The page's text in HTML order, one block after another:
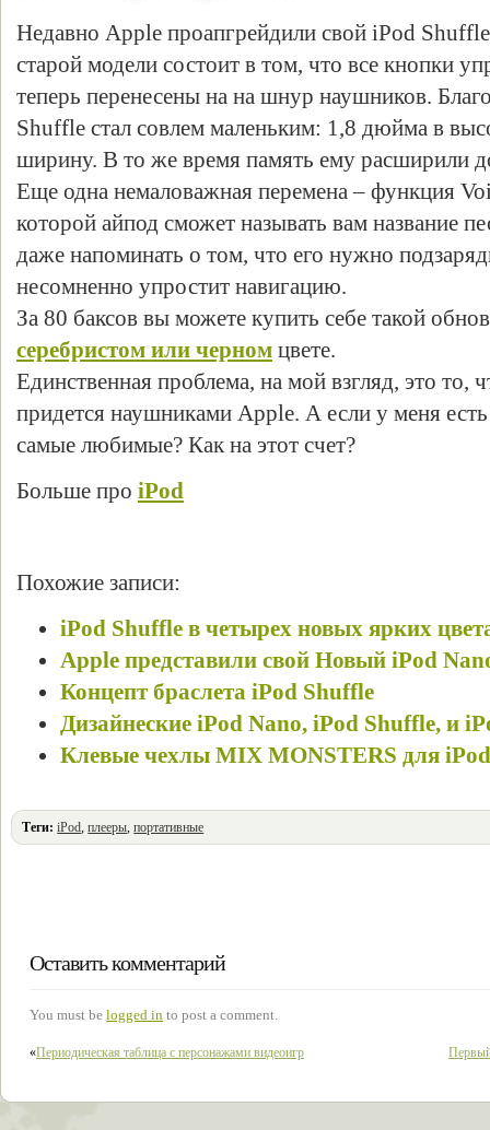
Недавно Apple проапгрейдили свой iPod
старой модели состоит в том, что все кнопки
теперь перенесены на на шнур наушников.
Shuffle стал совлем маленьким: 1,8 дюйма в
ширину. В то же время память ему расширили
Еще одна немаловажная перемена – функция
которой айпод сможет называть вам название
даже напоминать о том, что его нужно
несомненно упростит навигацию.
За 80 баксов вы можете купить себе такой
серебристом или черном цвете.
Единственная проблема, на мой взгляд, это то,
придется наушниками Apple. А если у меня
самые любимые? Как на этот счет?
Больше про iPod
Похожие записи:
iPod Shuffle в четырех новых ярких
Apple представили свой Новый iPod
Концепт браслета iPod Shuffle
Дизайнеские iPod Nano, iPod Shuffle, и
Клевые чехлы MIX MONSTERS для
Теги: iPod,плееры,портативные
Оставить комментарий
You must be logged in to post a comment.
«Периодическая таблица с персонажами видеоигр